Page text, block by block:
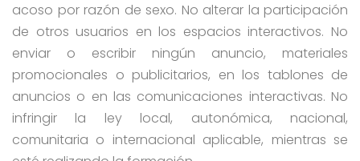
acoso por razón de sexo. No alterar la participación
de otros usuarios en los espacios interactivos. No
enviar o escribir ningún anuncio, materiales
promocionales o publicitarios, en los tablones de
anuncios o en las comunicaciones interactivas. No
infringir la ley local, autonómica, nacional,
comunitaria o internacional aplicable, mientras se